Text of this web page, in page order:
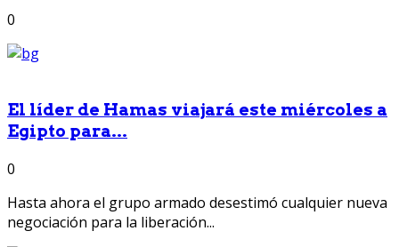
0
El líder de Hamas viajará este miércoles a
Egipto para...
0
Hasta ahora el grupo armado desestimó cualquier nueva
negociación para la liberación...